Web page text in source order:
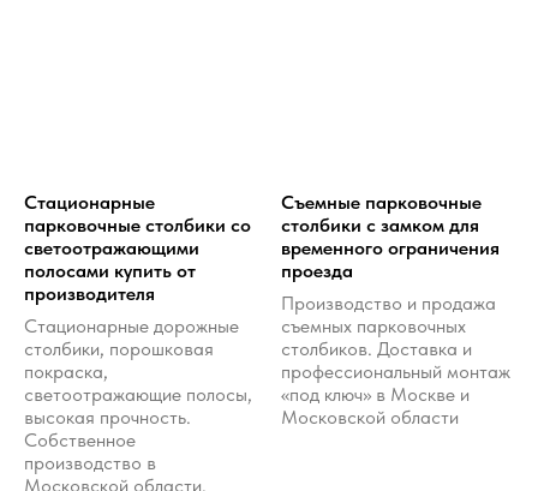
Стационарные
парковочные столбики со
светоотражающими
полосами купить от
производителя
Cтационарные дорожные
столбики, порошковая
покраска,
светоотражающие полосы,
высокая прочность.
Собственное
производство в
Московской области.
Съемные парковочные
столбики с замком для
временного ограничения
проезда
Производство и продажа
съемных парковочных
столбиков. Доставка и
профессиональный монтаж
«под ключ» в Москве и
Московской области